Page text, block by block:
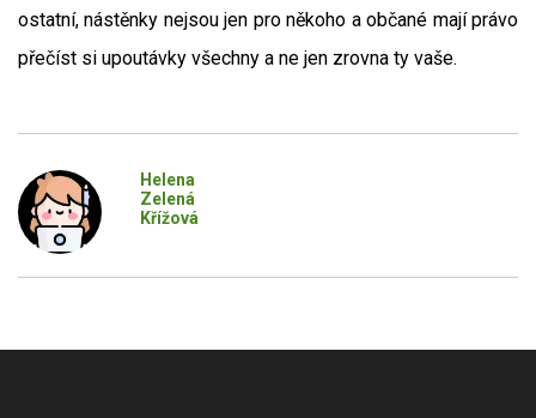
ostatní, nástěnky nejsou jen pro někoho a občané mají právo
přečíst si upoutávky všechny a ne jen zrovna ty vaše.
Helena
Zelená
Křížová